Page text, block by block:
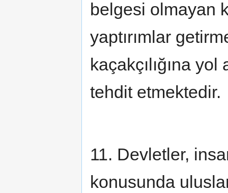
belgesi olmayan
yaptırımlar
kaçakçılığına
tehdit etmektedir.
11. Devletler,
konusunda